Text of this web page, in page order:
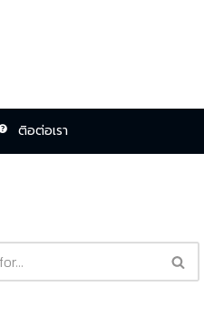
ติอต่อเรา